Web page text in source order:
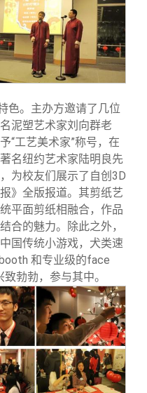
色。主办方邀请了几位
泥塑艺术家刘向群老
“工艺美术家”称号，在
名纽约艺术家陆明良先
为校友们展示了自创3D
》全版报道。其剪纸艺
平面剪纸相融合，作品
合的魅力。除此之外，
国传统小游戏，犬类速
和专业级的face
勃勃，参与其中。